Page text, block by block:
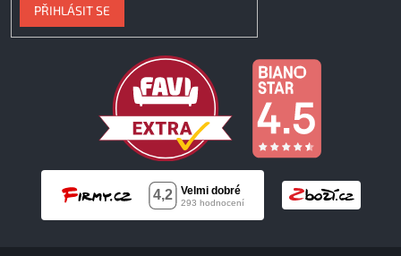
PŘIHLÁSIT SE